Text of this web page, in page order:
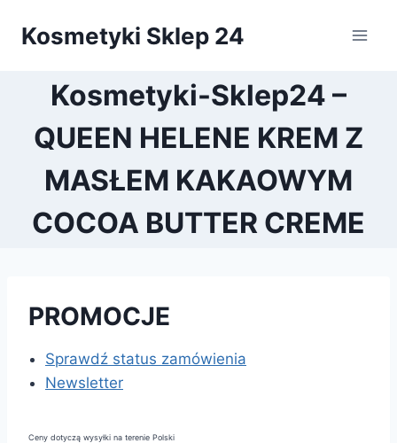
Kosmetyki Sklep 24
Kosmetyki-Sklep24 –
QUEEN HELENE KREM Z
MASŁEM KAKAOWYM
COCOA BUTTER CREME
PROMOCJE
Sprawdź status zamówienia
Newsletter
Ceny dotyczą wysyłki na terenie Polski